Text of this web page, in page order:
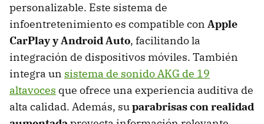
personalizable. Este sistema de
infoentretenimiento es compatible con Apple
CarPlay y Android Auto, facilitando la
integración de dispositivos móviles. También
integra un sistema de sonido AKG de 19
altavoces que ofrece una experiencia auditiva de
alta calidad. Además, suparabrisas con realidad